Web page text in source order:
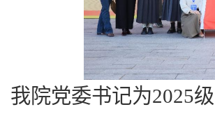
我院党委书记为2025